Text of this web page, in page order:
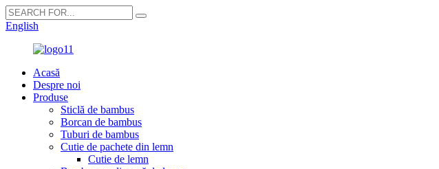
English
Acasă
Despre noi
Produse
Sticlă de bambus
Borcan de bambus
Tuburi de bambus
Cutie de pachete din lemn
Cutie de lemn